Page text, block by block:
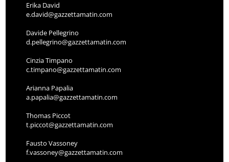
Erika David
e.david@gazzettamatin.com
Davide Pellegrino
d.pellegrino@gazzettamatin.com
Cinzia Timpano
c.timpano@gazzettamatin.com
Arianna Papalia
a.papalia@gazzettamatin.com
Thomas Piccot
t.piccot@gazzettamatin.com
Fausto Vassoney
f.vassoney@gazzettamatin.com